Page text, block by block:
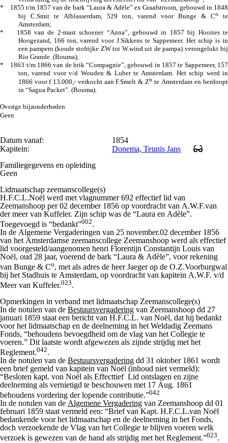
* 1855 t/m 1857 van de bark “Laura & Adèle” ex Graafstroom, gebouwd in 1848
bij C.Smit te Alblasserdam, 529 ton, varend voor Bunge & Co
te
Amsterdam;
* 1858 van de 2-mast schoener “Anna”, gebouwd in 1857 bij Hooites te
Hoogezand, 166 ton, varend voor J.Sikkens te Sappemeer. Het schip is in
een pampero (koude stofrijke ZW tot W.wind uit de pampa) verongelukt bij
Rio Grande. (Bouma);
* 1863 t/m 1866 van de brik “Compagnie”, gebouwd in 1857 te Sappemeer, 157
ton, varend voor v/d Wouden & Luber te Amsterdam. Het schip werd in
1866 voorf13.000,- verkocht aan F.Smelt & Zn te Amsterdam en herdoopt
in “Sagua Packet”. (Bouma).
Overige bijzonderheden
Geen
Datum vanaf:
1854
Kapitein:
Donema, Teunis Jans
Familiegegevens en opleiding
Geen
Lidmaatschap zeemanscollege(s)
H.F.C.L.Noël werd met vlagnummer 692 effectief lid van
Zeemanshoop per 02 december 1856 op voordracht van A.W.F.van
der meer van Kuffeler. Zijn schip was de “Laura en Adèle”.
Toegevoegd is “bedankt”002.
In de Algemene Vergaderingen van 25 november.02 december 1856
van het Amsterdamse zeemanscollege Zeemanshoop werd als effectief
lid voorgesteld/aangenomen henri Florentijn Constantijn Louis van
Noël, oud 28 jaar, voerend de bark “Laura & Adèle”, voor rekening
van Bunge & Co, met als adres de heer Jaeger op de O.Z.Voorburgwal
bij het Stadhuis te Amsterdam, op voordracht van kapitein A.W.F. v/d
Meer van Kuffeler.023.
Opmerkingen in verband met lidmaatschap Zeemanscollege(s)
In de notulen van de Bestuursvergadering van Zeemanshoop dd 27
januari 1859 staat een bericht van H.F.C.L. van Noël, dat hij bedankt
voor het lidmaatschap en de deelneming in het Weldadig Zeemans
Fonds, “behoudens bevoegdheid om de vlag van het Collegie te
voeren.” Dit laatste wordt afgewezen als zijnde strijdig met het
Reglement.042.
In de notulen van de Bestuursvergadering dd 31 oktober 1861 wordt
een brief gemeld van kapitein van Noël (inhoud niet vermeld):
“Besloten kapt. von Noël als Effecttief Lid ontslagen en zijne
deelneming als vernietigd te beschouwen met 17 Aug. 1861
behoudens vordering der lopende contributie.”042
In de notulen van de Algemene Vergadering van Zeemanshoop dd 01
februari 1859 staat vermeld een: “Brief van Kapt. H.F.C.L.van Noël
bedankende voor het lidmaatschap en de deelneming in het Fonds,
doch verzoekende de Vlag van het Collegie te blijven voeren welk
verzoek is gewezen van de hand als strijdig met het Reglement.”023.